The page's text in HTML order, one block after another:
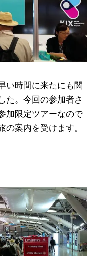
い時間に来たにも関
た。今回の参加者さ
加限定ツアーなので
の案内を受けます。